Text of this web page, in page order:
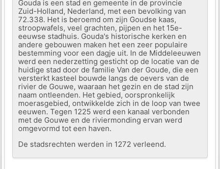
Gouda is een stad en gemeente in de provincie
Zuid-Holland, Nederland, met een bevolking van
72.338. Het is beroemd om zijn Goudse kaas,
stroopwafels, veel grachten, pijpen en het 15e-
eeuwse stadhuis. Gouda's historische kerken en
andere gebouwen maken het een zeer populaire
bestemming voor een dagje uit. In de Middeleeuwen
werd een nederzetting gesticht op de locatie van de
huidige stad door de familie Van der Goude, die een
versterkt kasteel bouwde langs de oevers van de
rivier de Gouwe, waaraan het gezin en de stad zijn
naam ontleenden. Het gebied, oorspronkelijk
moerasgebied, ontwikkelde zich in de loop van twee
eeuwen. Tegen 1225 werd een kanaal verbonden
met de Gouwe en de riviermonding ervan werd
omgevormd tot een haven.
De stadsrechten werden in 1272 verleend.